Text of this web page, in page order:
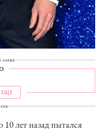
НИЖЕ
ЕЩЕ
лет назад пытался